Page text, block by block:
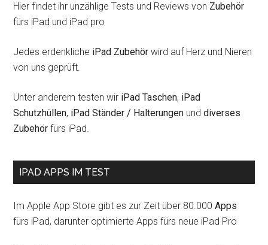
Hier findet ihr unzählige Tests und Reviews von Zubehör
fürs iPad und iPad pro
Jedes erdenkliche iPad Zubehör wird auf Herz und Nieren
von uns geprüft.
Unter anderem testen wir iPad Taschen, iPad
Schutzhüllen, iPad Ständer / Halterungen unddiverses
Zubehör fürs iPad.
IPAD APPS IM TEST
Im Apple App Store gibt es zur Zeit über 80.000Apps
fürs iPad, darunter optimierte Apps fürs neue iPad Pro